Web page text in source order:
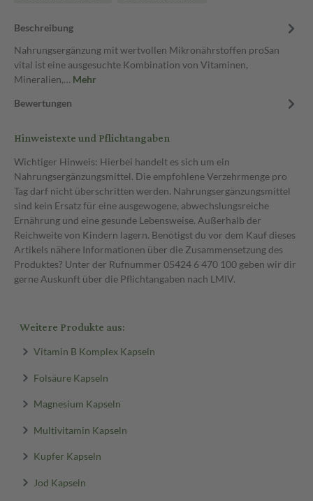
Beschreibung
Nahrungsergänzung mit wertvollen Mikronährstoffen proSan
vital ist eine ausgesuchte Kombination von Vitaminen,
Mineralien,… Mehr
Bewertungen
Hinweistexte und Pflichtangaben
Wichtiger Hinweis: Hierbei handelt es sich um ein
Nahrungsergänzungsmittel. Die empfohlene Verzehrmenge pro
Tag darf nicht überschritten werden. Nahrungsergänzungsmittel
sind kein Ersatz für eine ausgewogene, abwechslungsreiche
Ernährung und eine gesunde Lebensweise. Außerhalb der
Reichweite von Kindern lagern. Benötigst du vor dem Kauf dieses
Artikels nähere Informationen über die Zusammensetzung des
Produktes? Unter der Rufnummer 05424 6 470 100 geben wir dir
gerne Auskunft über die Pflichtangaben nach LMIV.
Weitere Produkte aus:
Vitamin B Komplex Kapseln
Folsäure Kapseln
Magnesium Kapseln
Multivitamin Kapseln
Kupfer Kapseln
Jod Kapseln